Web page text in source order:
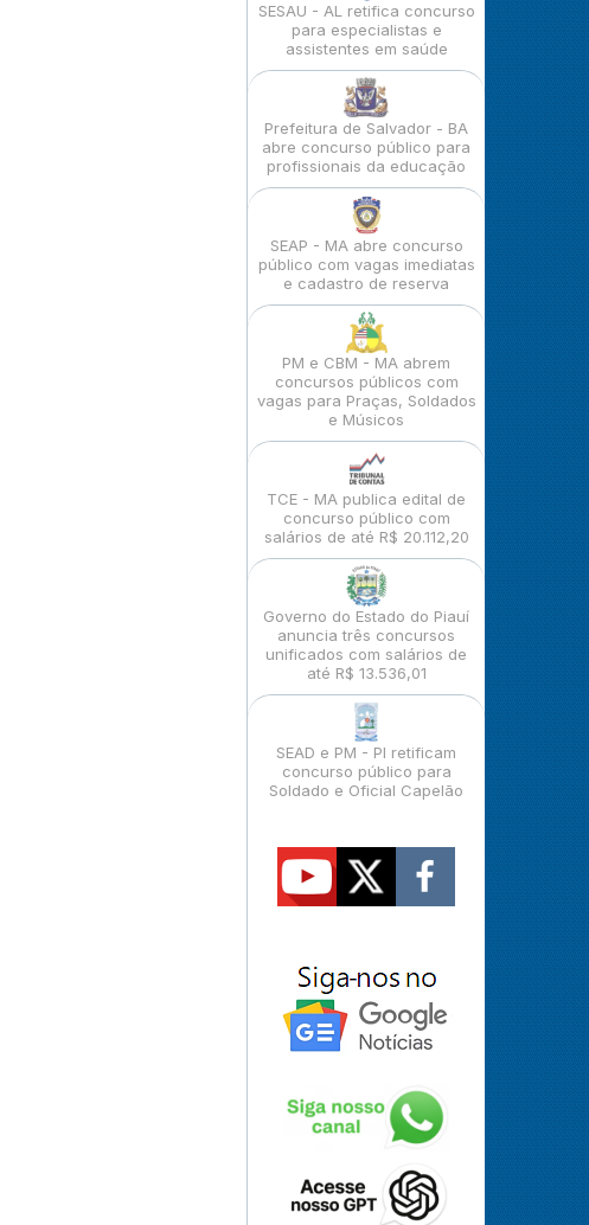
SESAU - AL retifica concurso
para especialistas e
assistentes em saúde
Prefeitura de Salvador - BA
abre concurso público para
profissionais da educação
SEAP - MA abre concurso
público com vagas imediatas
e cadastro de reserva
PM e CBM - MA abrem
concursos públicos com
vagas para Praças, Soldados
e Músicos
TCE - MA publica edital de
concurso público com
salários de até R$ 20.112,20
Governo do Estado do Piauí
anuncia três concursos
unificados com salários de
até R$ 13.536,01
SEAD e PM - PI retificam
concurso público para
Soldado e Oficial Capelão